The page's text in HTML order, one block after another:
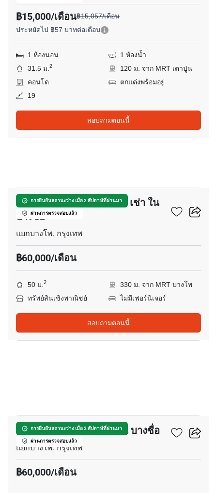
฿15,000/เดือน฿15,057/เดือน
ประหยัดไป ฿57 บาทต่อเดือน
1 ห้องนอน
1 ห้องน้ำ
31.5 ม.2
120 ม. จาก MRT เตาปูน
คอนโด
ตกแต่งพร้อมอยู่
19
สอบถามตอนนี้
การยืนยันสถานะว่าง เมื่อ 2 สัปดาห์ที่ผ่านมา
ผ่านการตรวจสอบแล้ว
บาร์และร้านอาหาร สำหรับ เช่า ใน
บางซื่อ
แยกบางโพ, กรุงเทพ
฿60,000/เดือน
50 ม.2
330 ม. จาก MRT บางโพ
ทรัพย์สินเชิงพาณิชย์
ไม่มีเฟอร์นิเจอร์
สอบถามตอนนี้
การยืนยันสถานะว่าง เมื่อ 2 สัปดาห์ที่ผ่านมา
ผ่านการตรวจสอบแล้ว
พื้นที่ค้าปลีก สำหรับ เช่า ใน บางซื่อ
แยกบางโพ, กรุงเทพ
฿60,000/เดือน